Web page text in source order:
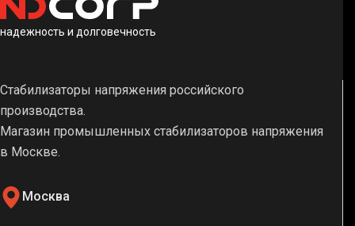
надежность и долговечность
Стабилизаторы напряжения российского
производства.
Магазин промышленных стабилизаторов напряжения
в Москве.
Москва